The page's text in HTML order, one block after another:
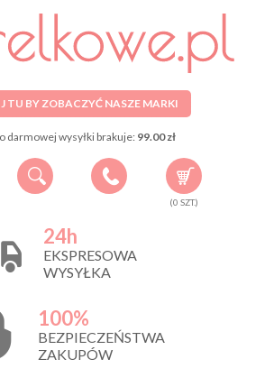
TU BY ZOBACZYĆ NASZE MARKI
darmowej wysyłki brakuje: 99.00 zł
(0 SZT.)
24h
EKSPRESOWA
WYSYŁKA
100%
BEZPIECZEŃSTWA
ZAKUPÓW